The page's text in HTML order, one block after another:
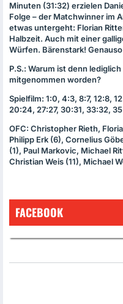
Minuten (31:32) erzielen
Folge – der Matchwinner im
etwas untergeht: Florian
Halbzeit. Auch mit einer
Würfen. Bärenstark!
P.S.: Warum ist denn
mitgenommen worden?
Spielfilm: 1:0, 4:3, 8:7, 12:8,
20:24, 27:27, 30:31, 33:32,
OFC: Christopher Rieth,
Philipp Erk (6), Cornelius
(1), Paul Markovic, Michael
Christian Weis (11), Michael
FACEBOOK